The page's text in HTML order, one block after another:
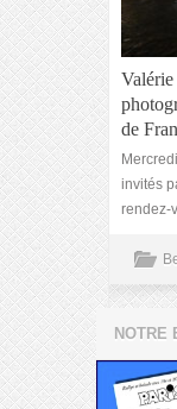
de
invités
rendez-
NOTRE